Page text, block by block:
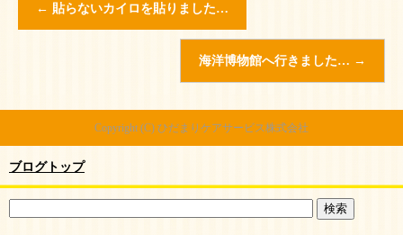
← 貼らないカイロを貼りました…
海洋博物館へ行きました… →
Copyright (C) ひだまりケアサービス株式会社
ブログトップ